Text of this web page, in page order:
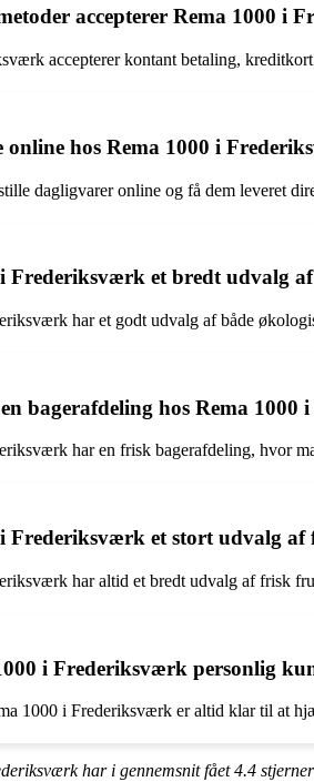
accepterer Rema 1000 i
accepterer kontant betaling,
hos Rema 1000 i
dagligvarer online og få dem leveret
Frederiksværk et bredt udvalg
har et godt udvalg af både
bagerafdeling hos Rema 1000
har en frisk bagerafdeling, hvor
Frederiksværk et stort udvalg af
har altid et bredt udvalg af frisk
i Frederiksværk personlig
1000 i Frederiksværk er altid klar til at
har i gennemsnit fået4.4